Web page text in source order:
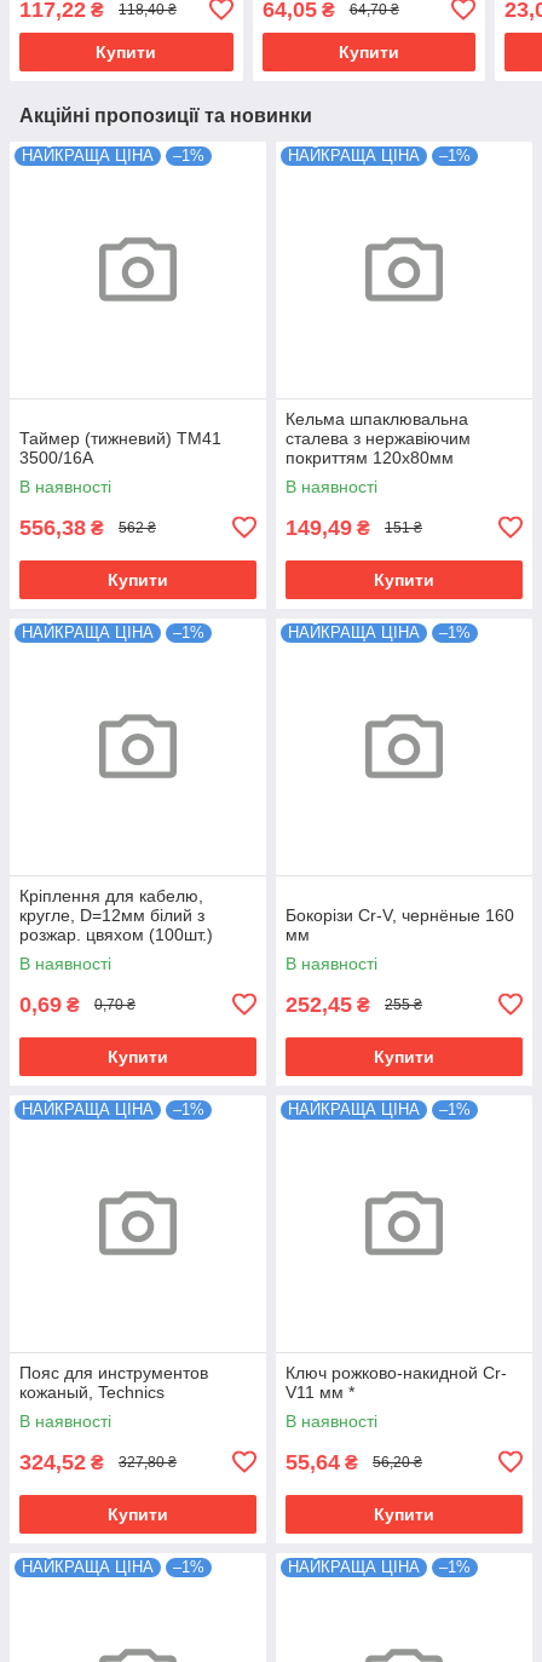
117,22 ₴ 118,40 ₴
Купити
64,05₴ 64,70 ₴
Купити
Акційні пропозиції та новинки
НАЙКРАЩА ЦІНА –1%
Таймер (тижневий) ТМ41
3500/16А
В наявності
556,38 ₴ 562 ₴
Купити
НАЙКРАЩА ЦІНА –1%
Кельма шпаклювальна
сталева з нержавіючим
покриттям 120х80мм
В наявності
149,49 ₴ 151 ₴
Купити
НАЙКРАЩА ЦІНА –1%
Кріплення для кабелю,
кругле, D=12мм білий з
розжар. цвяхом (100шт.)
В наявності
0,69 ₴ 0,70 ₴
Купити
НАЙКРАЩА ЦІНА –1%
Бокорізи Cr-V, чернёные 160
мм
В наявності
252,45 ₴ 255 ₴
Купити
НАЙКРАЩА ЦІНА –1%
Пояс для инструментов
кожаный, Technics
В наявності
324,52 ₴ 327,80 ₴
Купити
НАЙКРАЩА ЦІНА –1%
Ключ рожково-накидной Cr-
V11 мм *
В наявності
55,64 ₴ 56,20 ₴
Купити
НАЙКРАЩА ЦІНА –1% НАЙКРАЩА ЦІНА –1%